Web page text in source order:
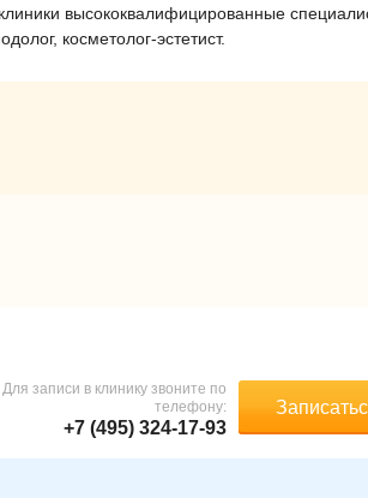
высококвалифицированные
косметолог-эстетист.
Для записи в клинику звоните по
телефону:
+7 (495) 324-17-93